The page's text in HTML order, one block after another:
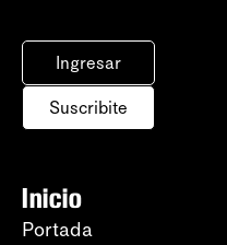
Ingresar
Suscribite
Inicio
Portada